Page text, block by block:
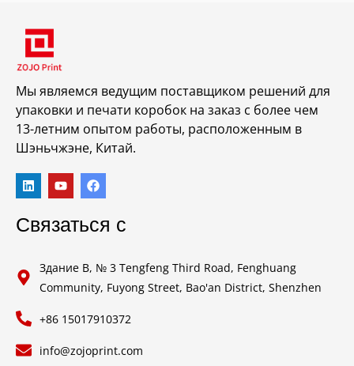
Мы являемся ведущим поставщиком решений для
упаковки и печати коробок на заказ с более чем
13-летним опытом работы, расположенным в
Шэньчжэне, Китай.
Связаться с
Здание B, № 3 Tengfeng Third Road, Fenghuang
Community, Fuyong Street, Bao'an District, Shenzhen
+86 15017910372
info@zojoprint.com